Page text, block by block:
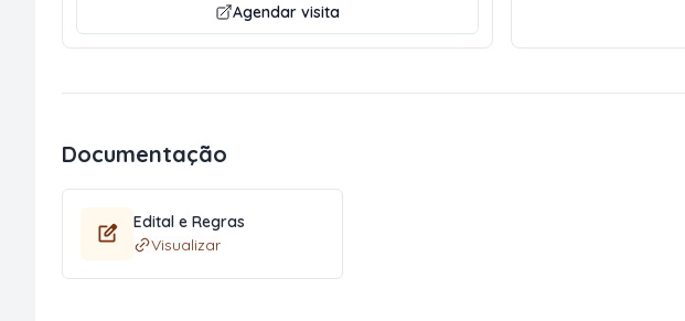
Agendar visita
Documentação
Edital e Regras
Visualizar